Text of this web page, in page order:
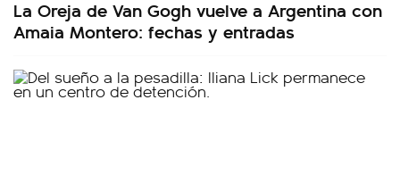
La Oreja de Van Gogh vuelve a Argentina con
Amaia Montero: fechas y entradas